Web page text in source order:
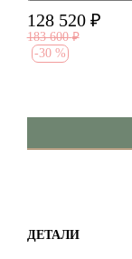
128 520 ₽
183 600 ₽
-30 %
ДЕТАЛИ